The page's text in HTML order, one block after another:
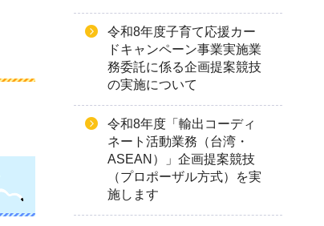
令和8年度子育て応援カー
ドキャンペーン事業実施業
務委託に係る企画提案競技
の実施について
令和8年度「輸出コーディ
ネート活動業務（台湾・
ASEAN）」企画提案競技
（プロポーザル方式）を実
施します